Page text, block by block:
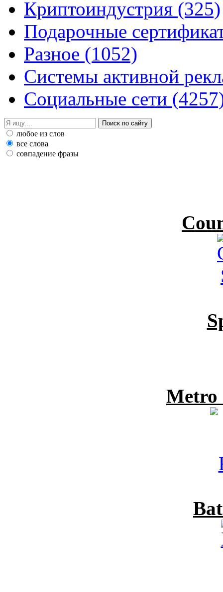
Криптоиндустрия (325)
Подарочные
Разное (1052)
Системы активной
Социальные сети
любое из слов
все слова
совпадение фразы
Metro